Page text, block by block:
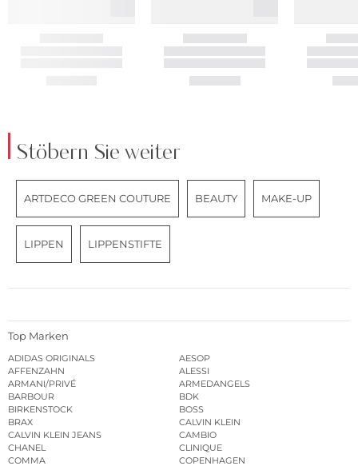
Stöbern Sie weiter
ARTDECO GREEN COUTURE BEAUTY MAKE-UP
LIPPEN LIPPENSTIFTE
Top Marken
ADIDAS ORIGINALS
AESOP
AFFENZAHN
ALESSI
ARMANI/PRIVÉ
ARMEDANGELS
BARBOUR
BDK
BIRKENSTOCK
BOSS
BRAX
CALVIN KLEIN
CALVIN KLEIN JEANS
CAMBIO
CHANEL
CLINIQUE
COMMA
COPENHAGEN